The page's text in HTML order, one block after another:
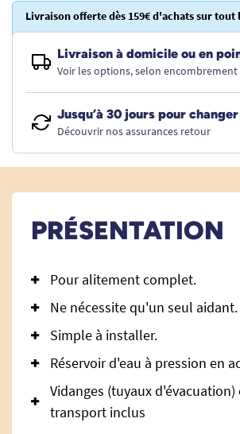
Livraison offerte dès 159€ d'achats sur tout
Livraison à domicile ou en
Voir les options, selon
Jusqu’à 30 jours pour changer
Découvrir nos assurances retour
PRÉSENTATION
Pour alitement complet.
Ne nécessite qu'un seul aidant.
Simple à installer.
Réservoir d'eau à pression en
Vidanges (tuyaux d'évacuation)
transport inclus